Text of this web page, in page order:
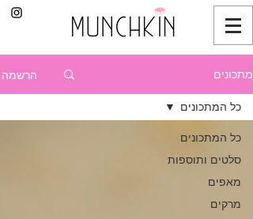
מתכונים הרשמה
כל המתכונים
סלטים ותוספות
מאפים
מרקים
כל המתכונים